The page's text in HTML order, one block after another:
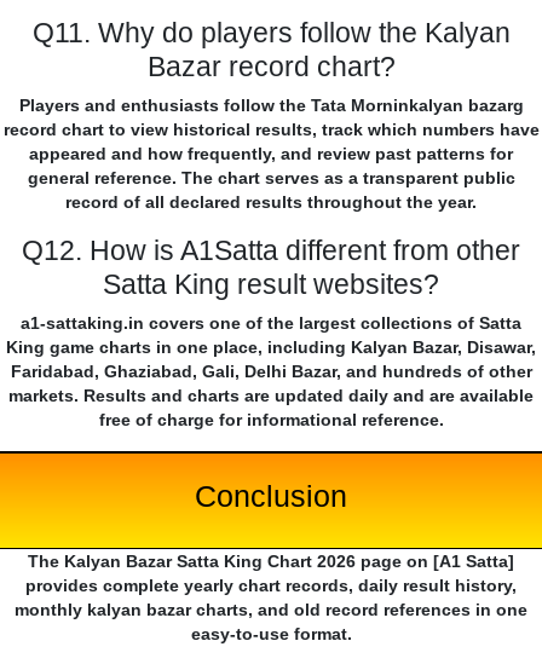
Q11. Why do players follow the Kalyan
Bazar record chart?
Players and enthusiasts follow the Tata Morninkalyan bazarg
record chart to view historical results, track which numbers have
appeared and how frequently, and review past patterns for
general reference. The chart serves as a transparent public
record of all declared results throughout the year.
Q12. How is A1Satta different from other
Satta King result websites?
a1-sattaking.in covers one of the largest collections of Satta
King game charts in one place, including Kalyan Bazar, Disawar,
Faridabad, Ghaziabad, Gali, Delhi Bazar, and hundreds of other
markets. Results and charts are updated daily and are available
free of charge for informational reference.
Conclusion
The Kalyan Bazar Satta King Chart 2026 page on [A1 Satta]
provides complete yearly chart records, daily result history,
monthly kalyan bazar charts, and old record references in one
easy-to-use format.